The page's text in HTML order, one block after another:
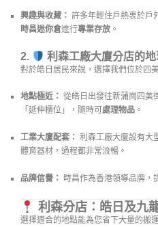
興趣與收藏： 許多年輕住戶熱衷於戶
時昌迷你倉進行專業存放 。
2. 利森工廠大廈分店的
對於皓日居民來說，選擇我們位於四
地點極近： 從皓日出發往新蒲崗四美
「延伸櫃位」，隨時可 處理物品 。
工業大廈配套： 利森工廠大廈設有大
體育器材，過程都非常流暢。
品牌信譽： 時昌作為香港領導品牌，
利森分店：皓日及九
選擇適合的地點能為您省下大量的搬